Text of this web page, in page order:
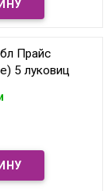
Прайс
5 луковиц